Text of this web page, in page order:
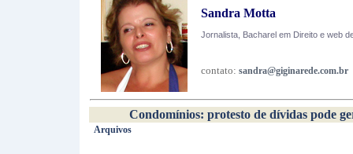
Sandra Motta
Jornalista, Bacharel em Direito e web
contato: sandra@giginarede.com.br
Condomínios: protesto de dívidas pode
Arquivos